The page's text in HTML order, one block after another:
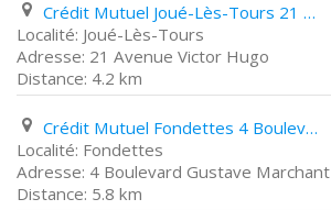
Crédit Mutuel Joué-Lès-Tours 21 Avenue Victor Hugo
Joué-Lès-Tours
21 Avenue Victor Hugo
4.2 km
Crédit Mutuel Fondettes 4 Boulevard Gustave Marchant
Fondettes
4 Boulevard Gustave Marchant
5.8 km